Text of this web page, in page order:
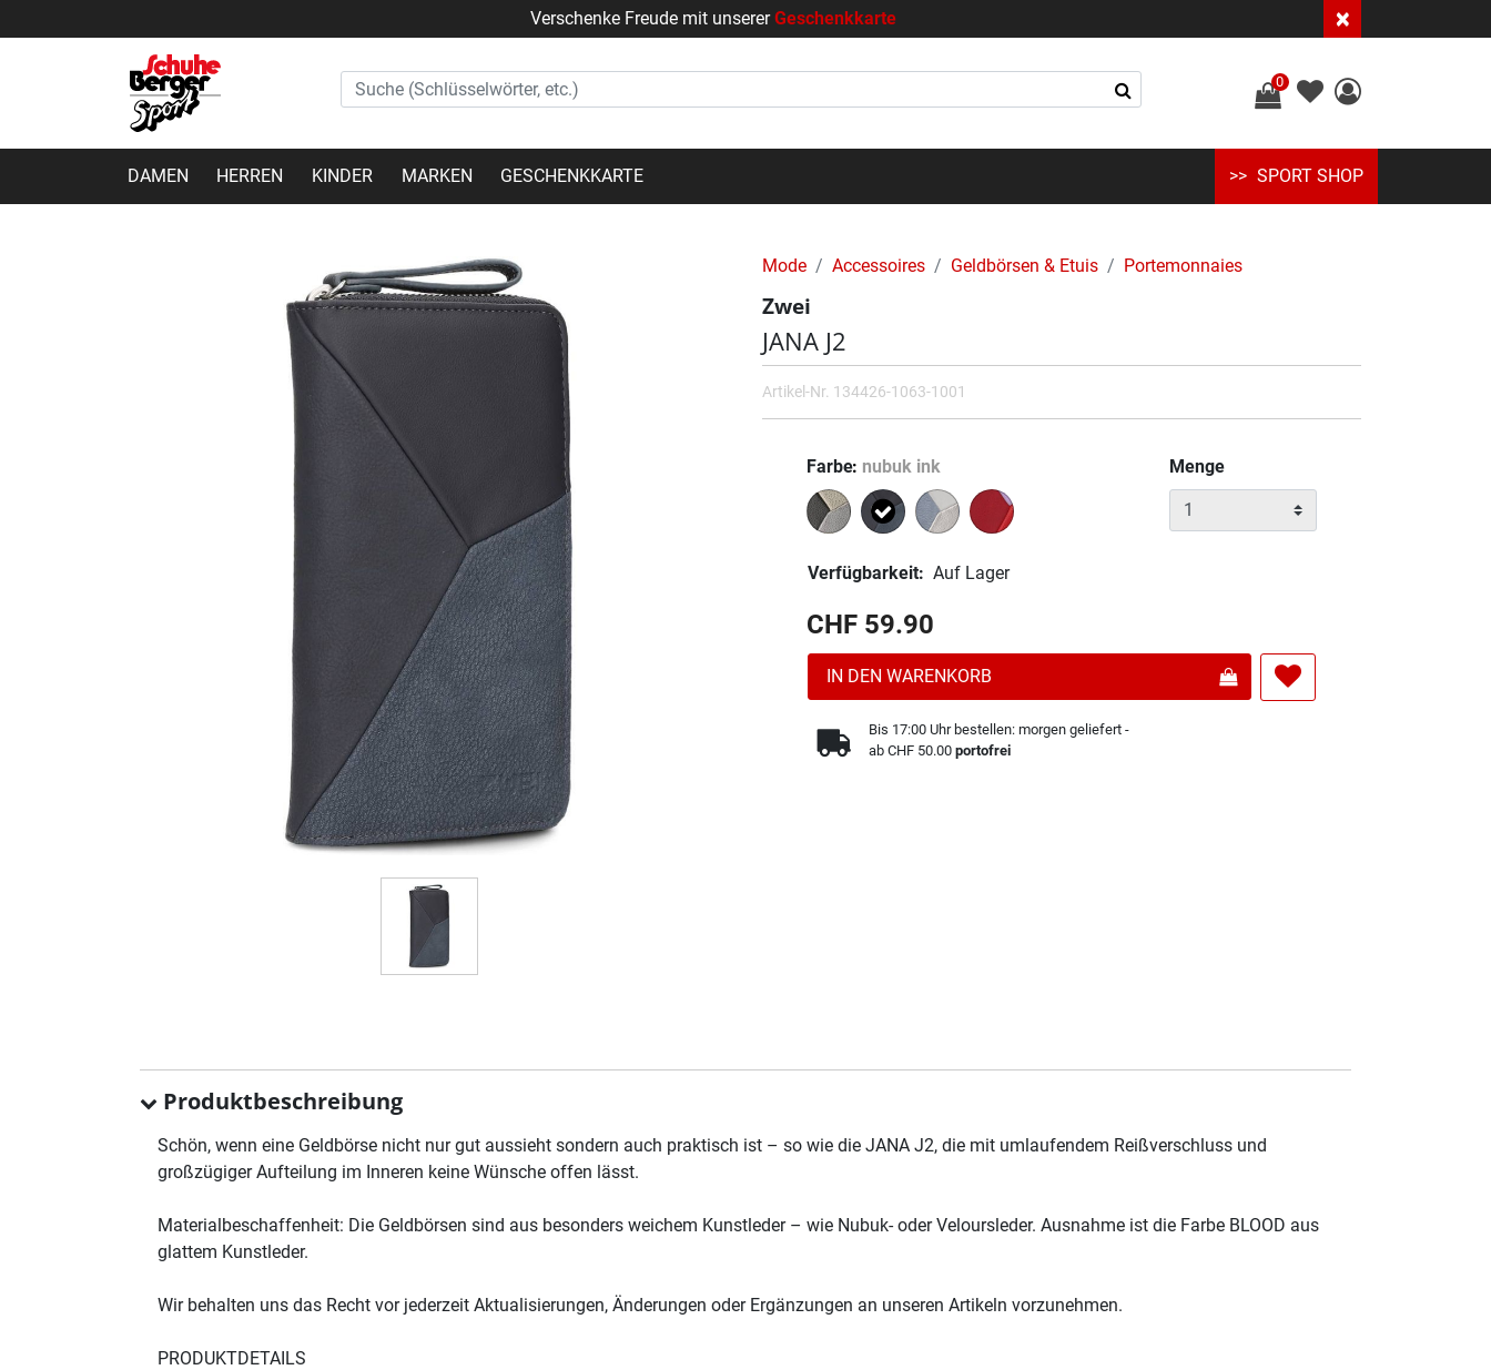
Verschenke Freude mit unsererGeschenkkarte ×
0
DAMEN HERREN KINDER MARKEN GESCHENKKARTE SPORT SHOP
Mode Accessoires Geldbörsen & Etuis Portemonnaies
Zwei
JANA J2
Artikel-Nr. 134426-1063-1001
Farbe nubuk ink Menge
Verfügbarkeit: Auf Lager
CHF 59.90
IN DEN WARENKORB
Bis 17:00 Uhr bestellen: morgen geliefert -
ab CHF 50.00portofrei
Produktbeschreibung
Schön, wenn eine Geldbörse nicht nur gut aussieht sondern auch praktisch ist – so wie die JANA J2, die mit umlaufendem Reißverschluss und
großzügiger Aufteilung im Inneren keine Wünsche offen lässt.
Materialbeschaffenheit: Die Geldbörsen sind aus besonders weichem Kunstleder – wie Nubuk- oder Veloursleder. Ausnahme ist die Farbe BLOOD aus
glattem Kunstleder.
Wir behalten uns das Recht vor jederzeit Aktualisierungen, Änderungen oder Ergänzungen an unseren Artikeln vorzunehmen.
PRODUKTDETAILS